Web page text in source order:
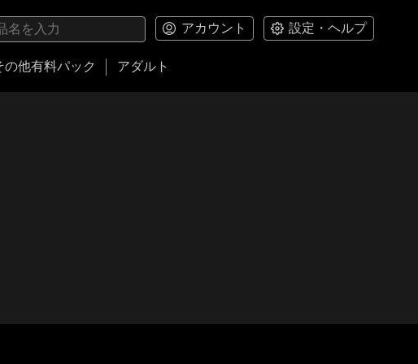
アカウント 設定・ヘルプ
の他有料パック アダルト